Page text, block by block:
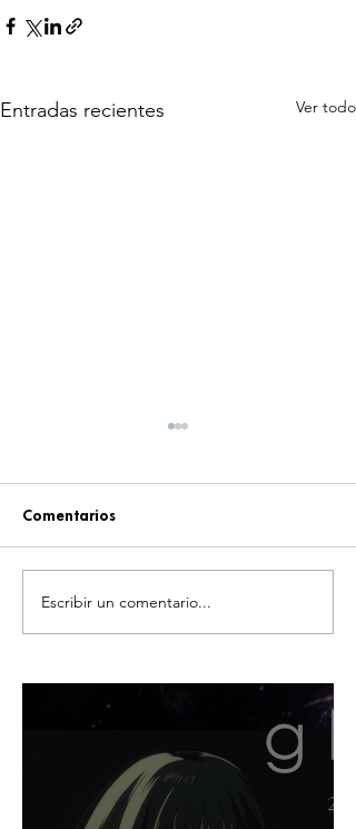
Entradas recientes Ver todo
¡NINTENDO SIGUE
IMPARABLE! SWITCH 2 YA
DOMINIO DE LA GRAN N
Comentarios
Escribir un comentario...